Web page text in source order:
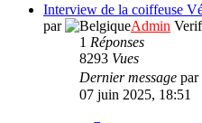
Interview de la coiffeuse
par
Admin
1 Réponses
8293 Vues
Dernier message par
07 juin 2025, 18:51